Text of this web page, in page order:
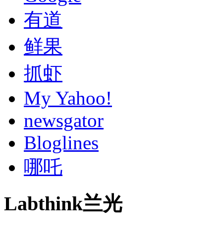
有道
鲜果
抓虾
My Yahoo!
newsgator
Bloglines
哪吒
Labthink兰光